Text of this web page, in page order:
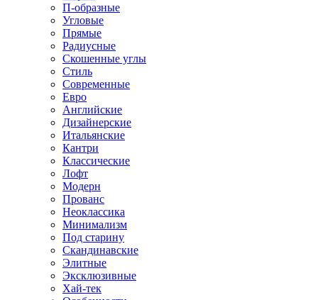
П-образные
Угловые
Прямые
Радиусные
Скошенные углы
Стиль
Современные
Евро
Английские
Дизайнерские
Итальянские
Кантри
Классические
Лофт
Модерн
Прованс
Неоклассика
Минимализм
Под старину
Скандинавские
Элитные
Эксклюзивные
Хай-тек